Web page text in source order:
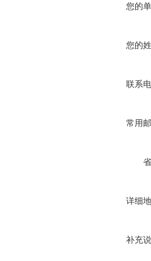
您的
您的
联系
常用
详细
补充